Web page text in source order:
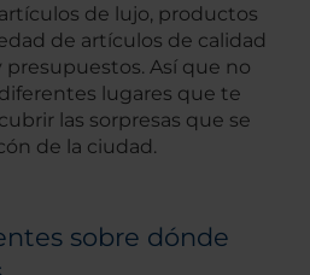
de lujo, productos
de artículos de calidad
presupuestos. Así que no
lugares que te
las sorpresas que se
de la ciudad.
sobre dónde